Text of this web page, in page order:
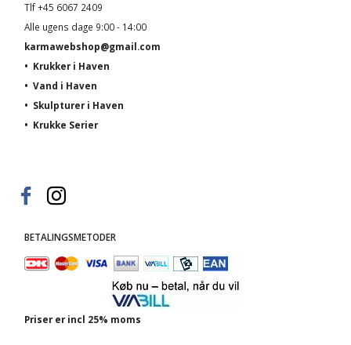
Tlf +45 6067 2409
Alle ugens dage 9:00 - 14:00
karmawebshop@gmail.com
• Krukker i Haven
• Vand i Haven
• Skulpturer i Haven
• Krukke Serier
BETALINGSMETODER
Priser er incl 25% moms